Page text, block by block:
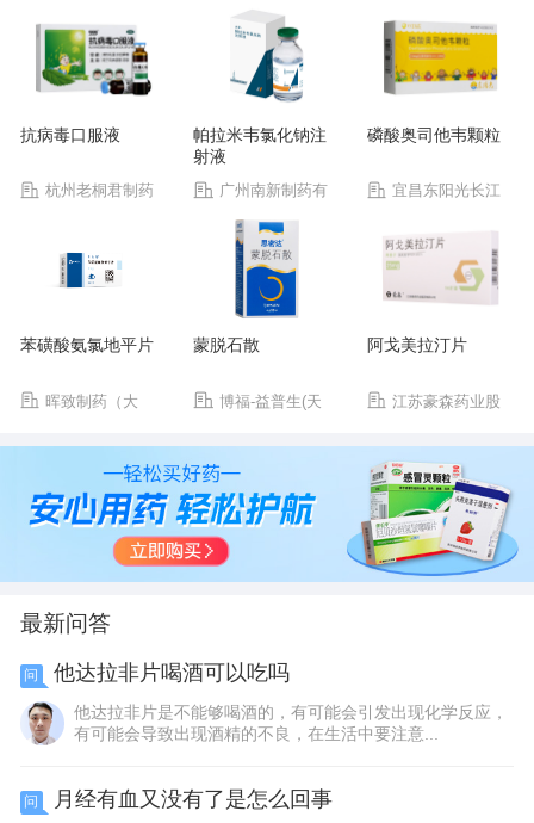
抗病毒口服液
杭州老桐君制药
帕拉米韦氯化钠注
射液
广州南新制药有
限公司
磷酸奥司他韦颗粒
宜昌东阳光长江
苯磺酸氨氯地平片
晖致制药（大
蒙脱石散
博福-益普生(天
阿戈美拉汀片
江苏豪森药业股
最新问答
问 他达拉非片喝酒可以吃吗
他达拉非片是不能够喝酒的，有可能会引发出现化学反应，
有可能会导致出现酒精的不良，在生活中要注意...
问 月经有血又没有了是怎么回事